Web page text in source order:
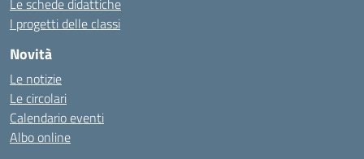
Le schede didattiche
I progetti delle classi
Novità
Le notizie
Le circolari
Calendario eventi
Albo online